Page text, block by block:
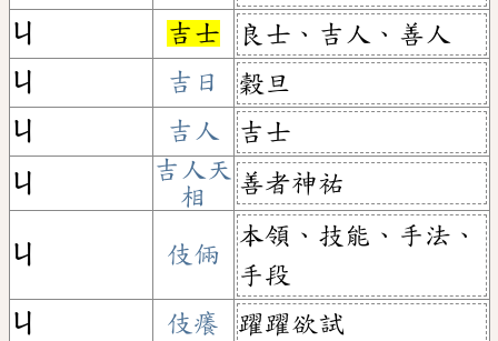
ㄐ
吉士
良士、吉人、善人
ㄐ
吉日
穀旦
ㄐ
吉人
吉士
ㄐ
吉人天
相
善者神祐
ㄐ 伎倆
本領、技能、手法、
手段
ㄐ
伎癢
躍躍欲試